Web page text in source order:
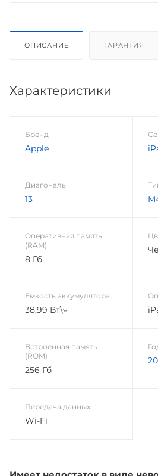
ОПИСАНИЕ ГАРАНТИЯ
Характеристики
Бренд
Apple
Диагональ
13
Оперативная память
(RAM)
8 Гб
Емкость аккумулятора
38,99 Вт\ч
Встроенная память
(ROM)
256 Гб
Передача данных
Wi-Fi